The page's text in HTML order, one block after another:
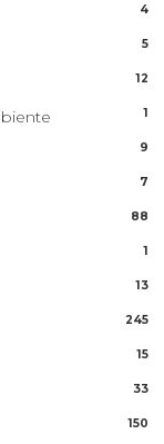
4
5
12
1
9
7
88
1
13
245
15
33
150